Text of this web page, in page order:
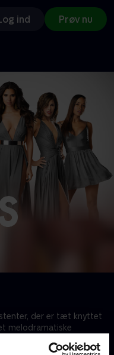
ind Prøv nu
der er tæt knyttet
melodramatiske